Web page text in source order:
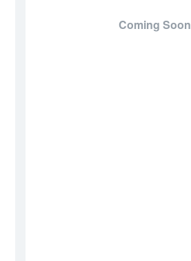
Coming Soon